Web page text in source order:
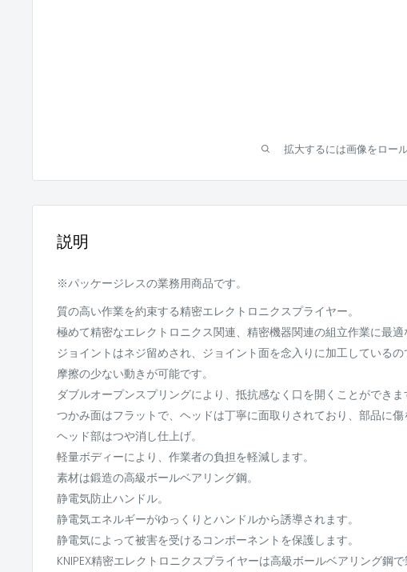
拡大するには画像をロー
説明
※パッケージレスの業務用商品です。
質の高い作業を約束する精密エレクトロニクスプライヤー。
極めて精密なエレクトロニクス関連、精密機器関連の組立作業に最適
ジョイントはネジ留めされ、ジョイント面を念入りに加工している
摩擦の少ない動きが可能です。
ダブルオープンスプリングにより、抵抗感なく口を開くことができま
つかみ面はフラットで、ヘッドは丁寧に面取りされており、部品に傷
ヘッド部はつや消し仕上げ。
軽量ボディーにより、作業者の負担を軽減します。
素材は鍛造の高級ボールベアリング鋼。
静電気防止ハンドル。
静電気エネルギーがゆっくりとハンドルから誘導されます。
静電気によって被害を受けるコンポーネントを保護します。
KNIPEX精密エレクトロニクスプライヤーは高級ボールベアリング鋼